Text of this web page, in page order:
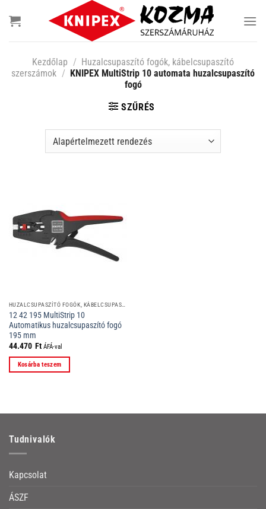
Kezdőlap / Huzalcsupaszító fogók, kábelcsupaszító
szerszámok / KNIPEX MultiStrip 10 automata huzalcsupaszító
fogó
SZŰRÉS
12 42 195 MultiStrip 10
Automatikus huzalcsupaszító fogó
195 mm
44.470 Ft ÁFÁ-val
Kosárba teszem
Tudnivalók
Kapcsolat
ÁSZF